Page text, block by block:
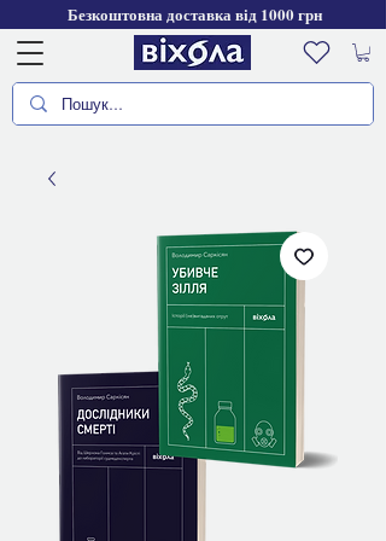
Безкоштовна доставка від 1000 грн